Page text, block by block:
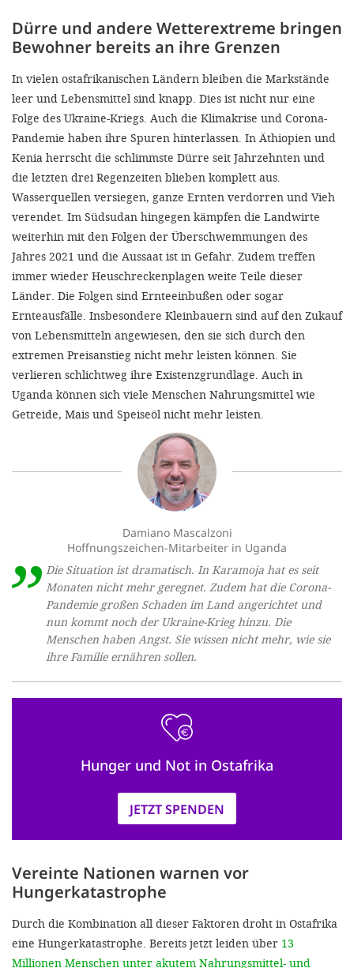
Dürre und andere Wetterextreme bringen
Bewohner bereits an ihre Grenzen
In vielen ostafrikanischen Ländern bleiben die Markstände
leer und Lebensmittel sind knapp. Dies ist nicht nur eine
Folge des Ukraine-Kriegs. Auch die Klimakrise und Corona-
Pandemie haben ihre Spuren hinterlassen. In Äthiopien und
Kenia herrscht die schlimmste Dürre seit Jahrzehnten und
die letzten drei Regenzeiten blieben komplett aus.
Wasserquellen versiegen, ganze Ernten verdorren und Vieh
verendet. Im Südsudan hingegen kämpfen die Landwirte
weiterhin mit den Folgen der Überschwemmungen des
Jahres 2021 und die Aussaat ist in Gefahr. Zudem treffen
immer wieder Heuschreckenplagen weite Teile dieser
Länder. Die Folgen sind Ernteeinbußen oder sogar
Ernteausfälle. Insbesondere Kleinbauern sind auf den Zukauf
von Lebensmitteln angewiesen, den sie sich durch den
extremen Preisanstieg nicht mehr leisten können. Sie
verlieren schlichtweg ihre Existenzgrundlage. Auch in
Uganda können sich viele Menschen Nahrungsmittel wie
Getreide, Mais und Speiseöl nicht mehr leisten.
Die Situation ist dramatisch. In Karamoja hat es seit
Monaten nicht mehr geregnet. Zudem hat die Corona-
Pandemie großen Schaden im Land angerichtet und
nun kommt noch der Ukraine-Krieg hinzu. Die
Menschen haben Angst. Sie wissen nicht mehr, wie sie
ihre Familie ernähren sollen.
Damiano Mascalzoni
Hoffnungszeichen-Mitarbeiter in Uganda
Hunger und Not in Ostafrika
JETZT SPENDEN
Vereinte Nationen warnen vor
Hungerkatastrophe
Durch die Kombination all dieser Faktoren droht in Ostafrika
eine Hungerkatastrophe. Bereits jetzt leiden über 13
Millionen Menschen unter akutem Nahrungsmittel- und